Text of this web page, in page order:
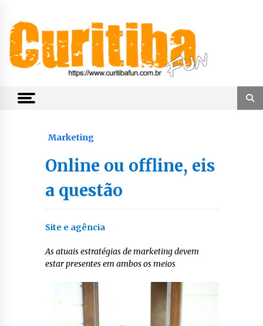
content
CuritibaFun
Marketing
Online ou offline, eis
a questão
Site e agência
As atuais estratégias de marketing devem
estar presentes em ambos os meios